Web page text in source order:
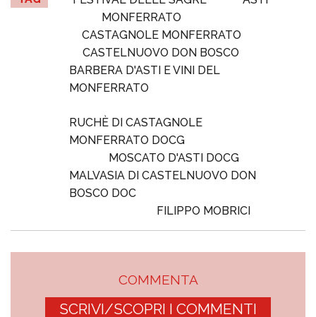
MONFERRATO
CASTAGNOLE MONFERRATO
CASTELNUOVO DON BOSCO
BARBERA D'ASTI E VINI DEL
MONFERRATO
RUCHÈ DI CASTAGNOLE
MONFERRATO DOCG
MOSCATO D'ASTI DOCG
MALVASIA DI CASTELNUOVO DON
BOSCO DOC
FILIPPO MOBRICI
COMMENTA
SCRIVI/SCOPRI I COMMENTI